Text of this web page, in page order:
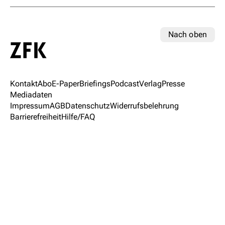
Nach oben
KontaktAboE-PaperBriefingsPodcastVerlagPresse
Mediadaten
ImpressumAGBDatenschutzWiderrufsbelehrung
BarrierefreiheitHilfe/FAQ